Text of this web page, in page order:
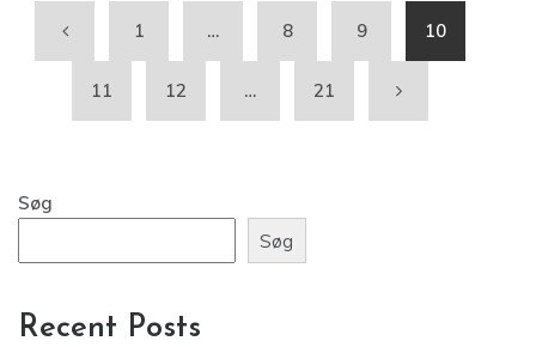
1 … 8 9 10
11 12 … 21
Søg
Søg
Recent Posts